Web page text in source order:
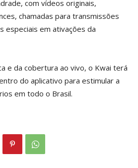
com vídeos originais,
chamadas para transmissões
especiais em ativações da
e da cobertura ao vivo, o Kwai terá
do aplicativo para estimular a
em todo o Brasil.